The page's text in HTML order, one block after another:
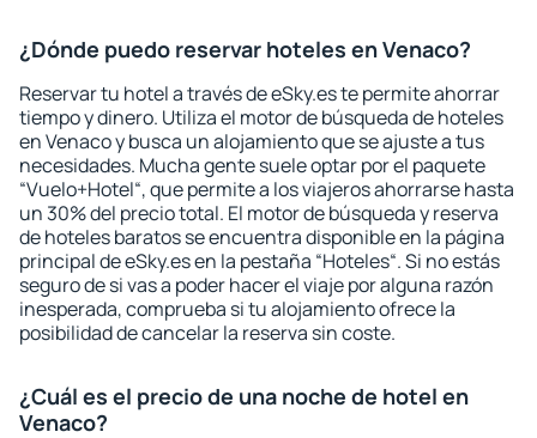
¿Dónde puedo reservar hoteles en Venaco?
Reservar tu hotel a través de eSky.es te permite ahorrar
tiempo y dinero. Utiliza el motor de búsqueda de hoteles
en Venaco y busca un alojamiento que se ajuste a tus
necesidades. Mucha gente suele optar por el paquete
“Vuelo+Hotel“, que permite a los viajeros ahorrarse hasta
un 30% del precio total. El motor de búsqueda y reserva
de hoteles baratos se encuentra disponible en la página
principal de eSky.es en la pestaña “Hoteles“. Si no estás
seguro de si vas a poder hacer el viaje por alguna razón
inesperada, comprueba si tu alojamiento ofrece la
posibilidad de cancelar la reserva sin coste.
¿Cuál es el precio de una noche de hotel en
Venaco?